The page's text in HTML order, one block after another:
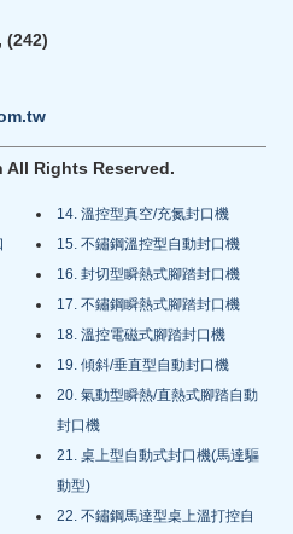
(242)
All Rights Reserved.
14. 溫控型真空/充氮封口機
15. 不鏽鋼溫控型自動封口機
16. 封切型瞬熱式腳踏封口機
17. 不鏽鋼瞬熱式腳踏封口機
18. 溫控電磁式腳踏封口機
19. 傾斜/垂直型自動封口機
20. 氣動型瞬熱/直熱式腳踏自動
封口機
21. 桌上型自動式封口機(馬達驅
動型)
22. 不鏽鋼馬達型桌上溫打控自